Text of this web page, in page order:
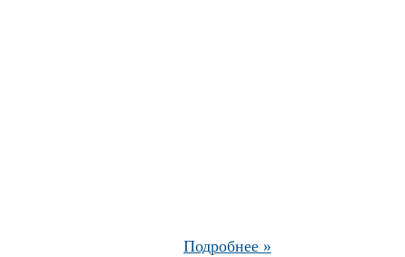
Подробнее »